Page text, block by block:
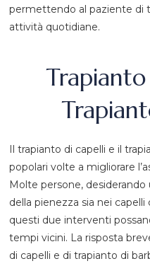
permettendo al paziente di
attività quotidiane.
Il trapianto di capelli e il
popolari volte a migliorare
Molte persone,
della pienezza sia nei
questi due interventi
tempi vicini. La risposta
di capelli e di trapianto di